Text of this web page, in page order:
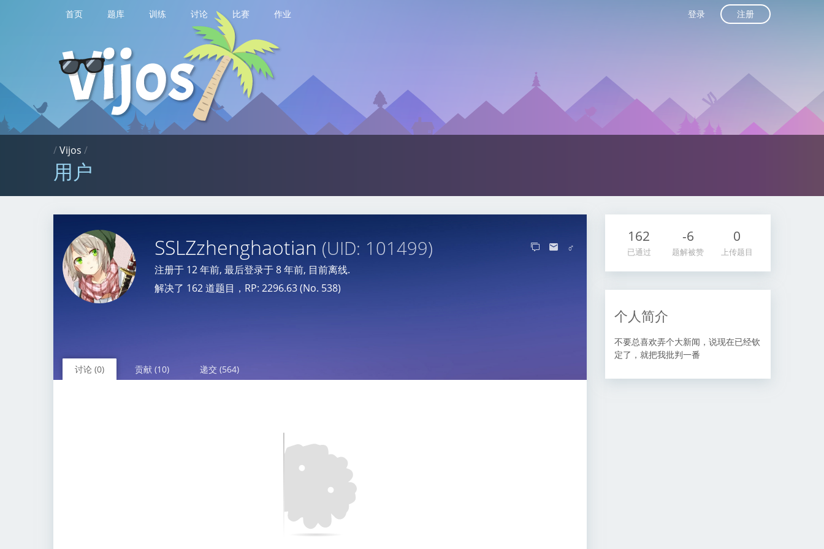
首页 题库 训练 讨论 比赛 作业 登录 注册
/Vijos /
用户
SSLZzhenghaotian (UID: 101499)
注册于 12 年前, 最后登录于8 年前, 目前离线.
解决了 162 道题目，RP: 2296.63 (No. 538)
♂
讨论 (0) 贡献 (10) 递交 (564)
162
已通过
-6
题解被赞
0
上传题目
个人简介
不要总喜欢弄个大新闻，说现在已经钦
定了，就把我批判一番